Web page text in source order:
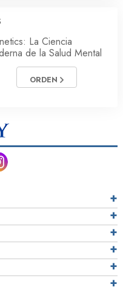
La Ciencia
de la Salud Mental
ORDEN